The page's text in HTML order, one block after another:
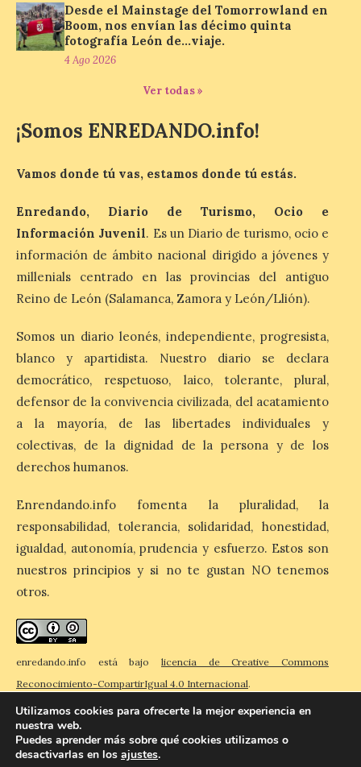
Al hilo del estreno de La
Odisea de Christopher
Nolan. La pieza de vídeo
obras relacionadas con la
evocador tema de La […]
cancela la temporada de
fuentes de La Granja ante
la escasez de agua
6 Ago 2026
espectáculos nocturnos
de la Fuente Baños de
Diana previstos para los
días 8, 15 y 22 de agosto,
así como al encendido extraordinario del
día 25. La reserva de agua en el estanque
«El Mar», […]
del Sella arranca con el
homenaje a los campeones
y el izado de las banderas
autonómicas
6 Ago 2026
1.291 palistas distribuidos
en 874 embarcaciones,
con representación de 22 países,
consolidando una vez más a la prueba
asturiana como una de las grandes
referencias del piragüismo internacional.
[…]
Desde el Mainstage del Tomorrowland en
Boom, nos envían las décimo quinta
fotografía León de…viaje.
4 Ago 2026
Ver todas »
¡Somos ENREDANDO.info!
Vamos donde tú vas, estamos donde tú estás.
Enredando, Diario de Turismo, Ocio e
Información Juvenil. Es un Diario de turismo, ocio e
información de ámbito nacional dirigido a jóvenes y
millenials centrado en las provincias del antiguo
Reino de León (Salamanca, Zamora y León/Llión).
Somos un diario leonés, independiente, progresista,
blanco y apartidista. Nuestro diario se declara
democrático, respetuoso, laico, tolerante, plural,
defensor de la convivencia civilizada, del acatamiento
a la mayoría, de las libertades individuales y
colectivas, de la dignidad de la persona y de los
derechos humanos.
Enrendando.info fomenta la pluralidad, la
responsabilidad, tolerancia, solidaridad, honestidad,
igualdad, autonomía, prudencia y esfuerzo. Estos son
nuestros principios y si no te gustan NO tenemos
otros.
enredando.info está bajo licencia de Creative Commons
Reconocimiento-CompartirIgual 4.0 Internacional.
© 2026 Enredando Política de privacidad
Utilizamos cookies para ofrecerte la mejor experiencia en
nuestra web.
Puedes aprender más sobre qué cookies utilizamos o
desactivarlas en los ajustes.